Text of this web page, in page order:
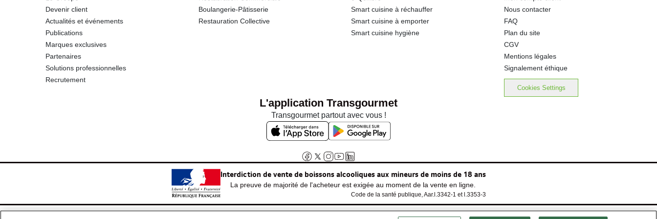
Devenir client
Actualités et événements
Publications
Marques exclusives
Partenaires
Solutions professionnelles
Recrutement
Boulangerie-Pâtisserie
Restauration Collective
Smart cuisine à réchauffer
Smart cuisine à emporter
Smart cuisine hygiène
Nous contacter
FAQ
Plan du site
CGV
Mentions légales
Signalement éthique
Cookies Settings
L'application Transgourmet
Transgourmet partout avec vous !
Interdiction de vente de boissons alcooliques aux mineurs de moins de 18 ans
La preuve de majorité de l'acheteur est exigée au moment de la vente en ligne.
Code de la santé publique, Aar.l.3342-1 et l.3353-3